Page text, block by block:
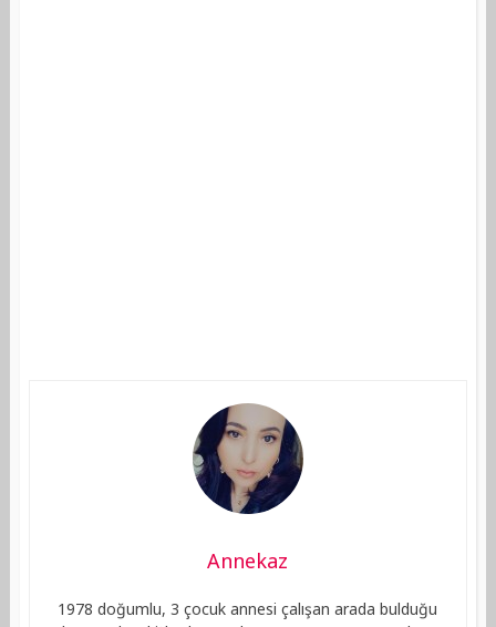
Annekaz
1978 doğumlu, 3 çocuk annesi çalışan arada bulduğu